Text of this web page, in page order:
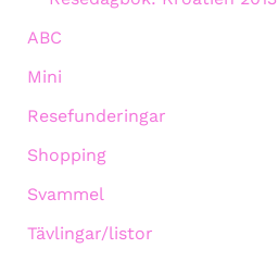
ABC
Mini
Resefunderingar
Shopping
Svammel
Tävlingar/listor